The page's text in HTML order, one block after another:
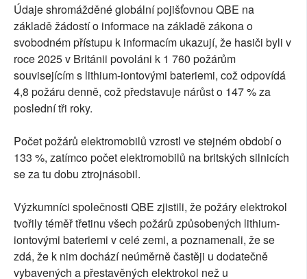
Údaje shromážděné globální pojišťovnou QBE na
základě žádostí o informace na základě zákona o
svobodném přístupu k informacím ukazují, že hasiči byli v
roce 2025 v Británii povoláni k 1 760 požárům
souvisejícím s lithium-iontovými bateriemi, což odpovídá
4,8 požáru denně, což představuje nárůst o 147 % za
poslední tři roky.
Počet požárů elektromobilů vzrostl ve stejném období o
133 %, zatímco počet elektromobilů na britských silnicích
se za tu dobu ztrojnásobil.
Výzkumníci společnosti QBE zjistili, že požáry elektrokol
tvořily téměř třetinu všech požárů způsobených lithium-
iontovými bateriemi v celé zemi, a poznamenali, že se
zdá, že k nim dochází neúměrně častěji u dodatečně
vybavených a přestavěných elektrokol než u